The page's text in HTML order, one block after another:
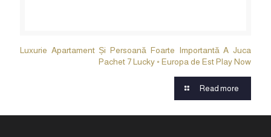
Luxurie Apartament Și Persoană Foarte Importantă A Juca
Pachet 7 Lucky ◦ Europa de Est Play Now
Read more